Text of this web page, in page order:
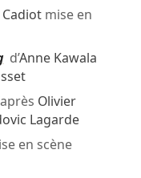
mise en
d’Anne Kawala
Olivier
Lagarde
en scène